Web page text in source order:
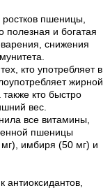
ростков пшеницы,
полезная и богатая
снижения
кто употребляет в
жирной
кто быстро
вес.
все витамины,
пшеницы
имбиря (50 мг) и